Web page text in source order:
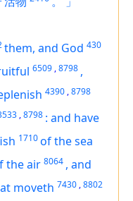
them, and God 430
6509 ,8798 ,
4390 ,8798
,8798 : and have
1710of the sea
the air 8064 , and
moveth 7430 ,8802